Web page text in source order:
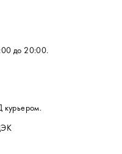
до 20:00.
курьером.